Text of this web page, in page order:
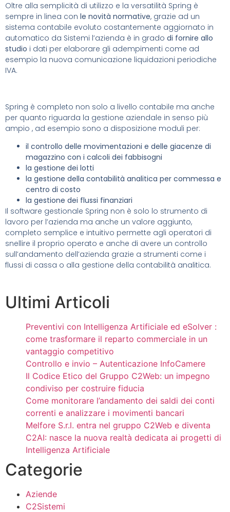
Oltre alla semplicità di utilizzo e la versatilità Spring è
sempre in linea con le novità normative, grazie ad un
sistema contabile evoluto costantemente aggiornato in
automatico da Sistemi l’azienda è in grado di fornire allo
studio i dati per elaborare gli adempimenti come ad
esempio la nuova comunicazione liquidazioni periodiche
IVA.
Spring è completo non solo a livello contabile ma anche
per quanto riguarda la gestione aziendale in senso più
ampio , ad esempio sono a disposizione moduli per:
il controllo delle movimentazioni e delle giacenze di
magazzino con i calcoli dei fabbisogni
la gestione dei lotti
la gestione della contabilità analitica per commessa e
centro di costo
la gestione dei flussi finanziari
Il software gestionale Spring non è solo lo strumento di
lavoro per l’azienda ma anche un valore aggiunto,
completo semplice e intuitivo permette agli operatori di
snellire il proprio operato e anche di avere un controllo
sull’andamento dell’azienda grazie a strumenti come i
flussi di cassa o alla gestione della contabilità analitica.
Ultimi Articoli
Preventivi con Intelligenza Artificiale ed eSolver :
come trasformare il reparto commerciale in un
vantaggio competitivo
Controllo e invio – Autenticazione InfoCamere
Il Codice Etico del Gruppo C2Web: un impegno
condiviso per costruire fiducia
Come monitorare l’andamento dei saldi dei conti
correnti e analizzare i movimenti bancari
Melfore S.r.l. entra nel gruppo C2Web e diventa
C2AI: nasce la nuova realtà dedicata ai progetti di
Intelligenza Artificiale
Categorie
Aziende
C2Sistemi